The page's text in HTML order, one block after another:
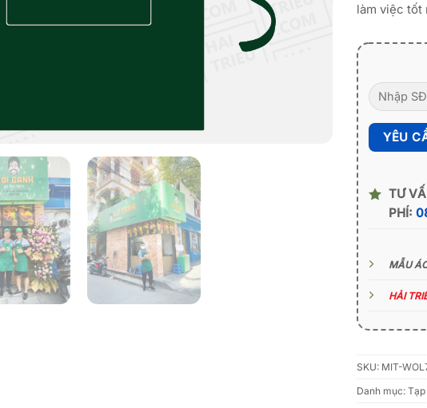
làm việc tốt
TƯ
PHÍ:
MẪU
HẢI
SKU: MIT-
Danh mục: Tạp